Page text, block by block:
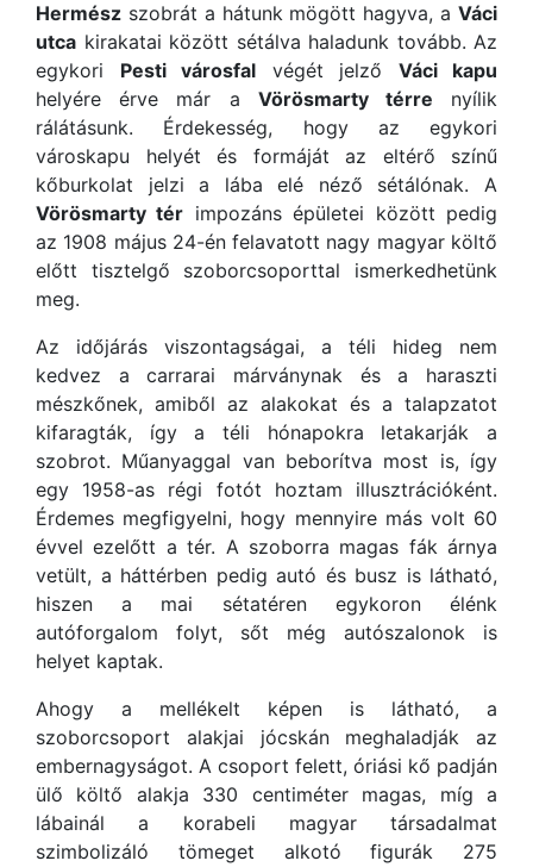
Hermész szobrát a hátunk mögött hagyva, a Váci
utca kirakatai között sétálva haladunk tovább. Az
egykori Pesti városfal végét jelző Váci kapu
helyére érve már a Vörösmarty térre nyílik
rálátásunk. Érdekesség, hogy az egykori
városkapu helyét és formáját az eltérő színű
kőburkolat jelzi a lába elé néző sétálónak. A
Vörösmarty tér impozáns épületei között pedig
az 1908 május 24-én felavatott nagy magyar költő
előtt tisztelgő szoborcsoporttal ismerkedhetünk
meg.
Az időjárás viszontagságai, a téli hideg nem
kedvez a carrarai márványnak és a haraszti
mészkőnek, amiből az alakokat és a talapzatot
kifaragták, így a téli hónapokra letakarják a
szobrot. Műanyaggal van beborítva most is, így
egy 1958-as régi fotót hoztam illusztrációként.
Érdemes megfigyelni, hogy mennyire más volt 60
évvel ezelőtt a tér. A szoborra magas fák árnya
vetült, a háttérben pedig autó és busz is látható,
hiszen a mai sétatéren egykoron élénk
autóforgalom folyt, sőt még autószalonok is
helyet kaptak.
Ahogy a mellékelt képen is látható, a
szoborcsoport alakjai jócskán meghaladják az
embernagyságot. A csoport felett, óriási kő padján
ülő költő alakja 330 centiméter magas, míg a
lábainál a korabeli magyar társadalmat
szimbolizáló tömeget alkotó figurák 275